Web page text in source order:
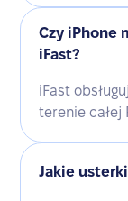
Czy iPhone
iFast?
iFast
terenie całej
Jakie